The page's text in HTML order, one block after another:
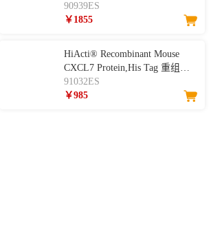
2/CXCL7
90939ES
￥1855
HiActi® Recombinant Mouse
CXCL7 Protein,His Tag 重组小
鼠趋化因子CXCL7
91032ES
￥985